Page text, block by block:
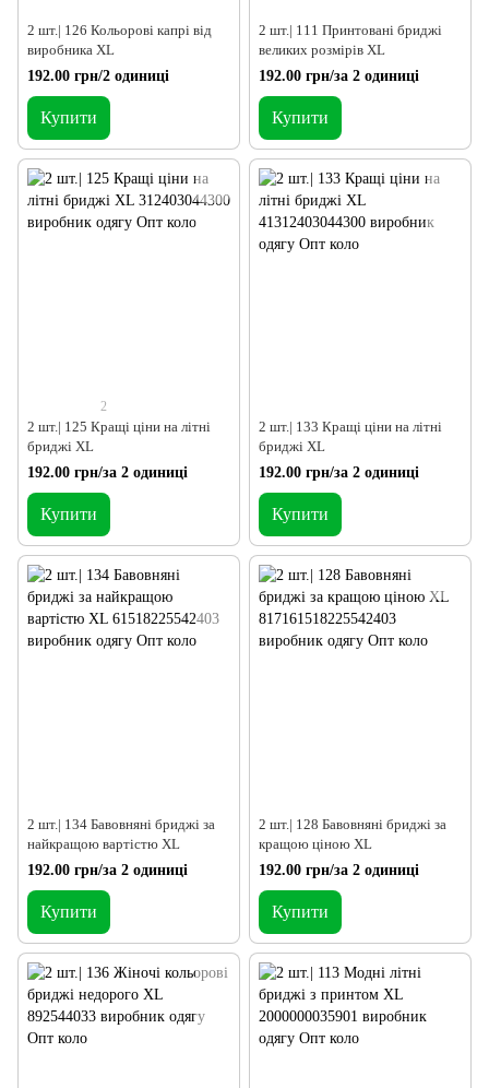
2 шт.| 126 Кольорові капрі від
виробника XL
192.00 грн/2 одиниці
Купити
2 шт.| 111 Принтовані бриджі
великих розмірів XL
192.00 грн/за 2 одиниці
Купити
2
2 шт.| 125 Кращі ціни на літні
бриджі XL
192.00 грн/за 2 одиниці
Купити
2 шт.| 133 Кращі ціни на літні
бриджі XL
192.00 грн/за 2 одиниці
Купити
2 шт.| 134 Бавовняні бриджі за
найкращою вартістю XL
192.00 грн/за 2 одиниці
Купити
2 шт.| 128 Бавовняні бриджі за
кращою ціною XL
192.00 грн/за 2 одиниці
Купити